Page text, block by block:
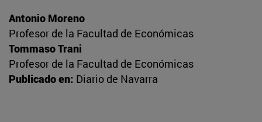
Antonio Moreno
Profesor de la Facultad de Económicas
Tommaso Trani
Profesor de la Facultad de Económicas
Publicado en: Diario de Navarra